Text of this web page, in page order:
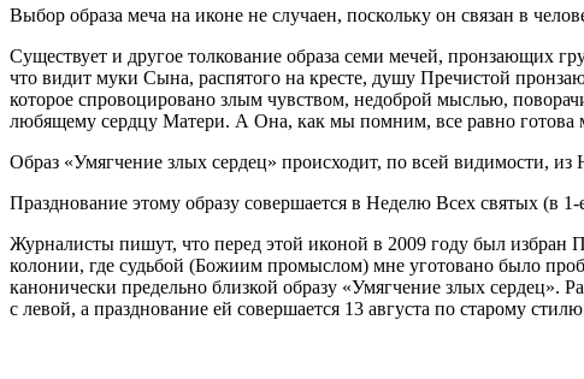
Выбор образа меча на иконе не случаен, поскольку он связан в
Существует и другое толкование образа семи мечей, пронзающих
что видит муки Сына, распятого на кресте, душу Пречистой
которое спровоцировано злым чувством, недоброй мыслью,
любящему сердцу Матери. А Она, как мы помним, все равно готова
Образ «Умягчение злых сердец» происходит, по всей видимости,
Празднование этому образу совершается в Неделю Всех святых (в
Журналисты пишут, что перед этой иконой в 2009 году был
колонии, где судьбой (Божиим промыслом) мне уготовано было
канонически предельно близкой образу «Умягчение злых
с левой, а празднование ей совершается 13 августа по старому